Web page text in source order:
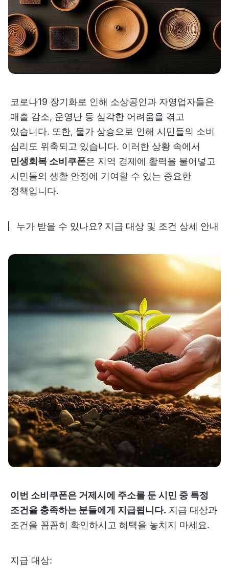
코로나19 장기화로 인해 소상공인과 자영업자들은
매출 감소, 운영난 등 심각한 어려움을 겪고
있습니다. 또한, 물가 상승으로 인해 시민들의 소비
심리도 위축되고 있습니다. 이러한 상황 속에서
민생회복 소비쿠폰은 지역 경제에 활력을 불어넣고
시민들의 생활 안정에 기여할 수 있는 중요한
정책입니다.
누가 받을 수 있나요? 지급 대상 및 조건 상세 안내
이번 소비쿠폰은 거제시에 주소를 둔 시민 중 특정
조건을 충족하는 분들에게 지급됩니다. 지급 대상과
조건을 꼼꼼히 확인하시고 혜택을 놓치지 마세요.
지급 대상: